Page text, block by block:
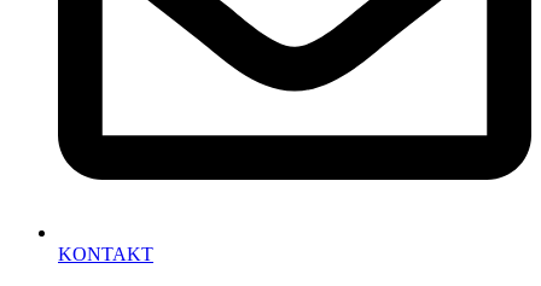
KONTAKT